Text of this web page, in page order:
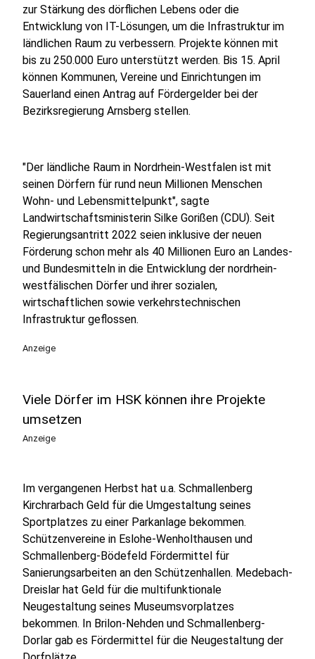
zur Stärkung des dörflichen Lebens oder die
Entwicklung von IT-Lösungen, um die Infrastruktur im
ländlichen Raum zu verbessern. Projekte können mit
bis zu 250.000 Euro unterstützt werden. Bis 15. April
können Kommunen, Vereine und Einrichtungen im
Sauerland einen Antrag auf Fördergelder bei der
Bezirksregierung Arnsberg stellen.
"Der ländliche Raum in Nordrhein-Westfalen ist mit
seinen Dörfern für rund neun Millionen Menschen
Wohn- und Lebensmittelpunkt", sagte
Landwirtschaftsministerin Silke Gorißen (CDU). Seit
Regierungsantritt 2022 seien inklusive der neuen
Förderung schon mehr als 40 Millionen Euro an Landes-
und Bundesmitteln in die Entwicklung der nordrhein-
westfälischen Dörfer und ihrer sozialen,
wirtschaftlichen sowie verkehrstechnischen
Infrastruktur geflossen.
Anzeige
Viele Dörfer im HSK können ihre Projekte
umsetzen
Anzeige
Im vergangenen Herbst hat u.a. Schmallenberg
Kirchrarbach Geld für die Umgestaltung seines
Sportplatzes zu einer Parkanlage bekommen.
Schützenvereine in Eslohe-Wenholthausen und
Schmallenberg-Bödefeld Fördermittel für
Sanierungsarbeiten an den Schützenhallen. Medebach-
Dreislar hat Geld für die multifunktionale
Neugestaltung seines Museumsvorplatzes
bekommen. In Brilon-Nehden und Schmallenberg-
Dorlar gab es Fördermittel für die Neugestaltung der